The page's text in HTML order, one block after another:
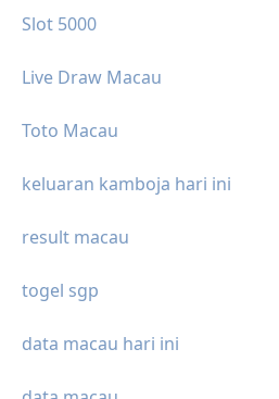
Slot 5000
Live Draw Macau
Toto Macau
keluaran kamboja hari ini
result macau
togel sgp
data macau hari ini